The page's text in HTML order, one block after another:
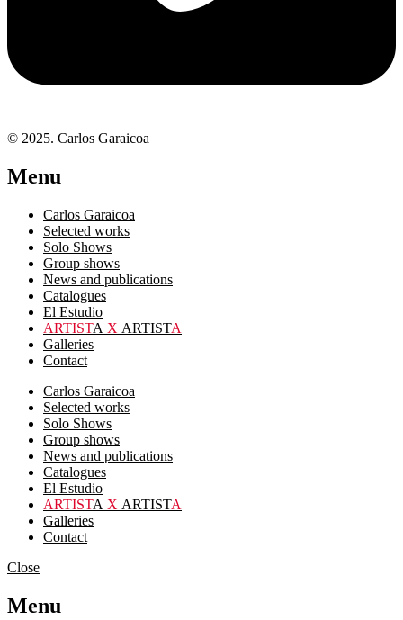
© 2025. Carlos Garaicoa
Menu
Carlos Garaicoa
Selected works
Solo Shows
Group shows
News and publications
Catalogues
El Estudio
ARTISTA X ARTISTA
Galleries
Contact
Carlos Garaicoa
Selected works
Solo Shows
Group shows
News and publications
Catalogues
El Estudio
ARTISTA X ARTISTA
Galleries
Contact
Close
Menu